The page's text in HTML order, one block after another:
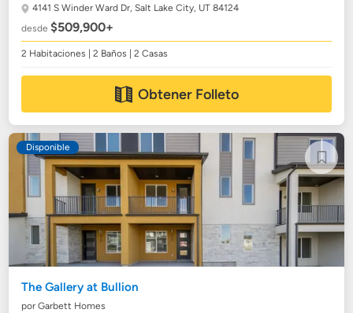
4141 S Winder Ward Dr,Salt Lake City, UT 84124
desde$509,900+
2 Habitaciones | 2 Baños | 2 Casas
Obtener Folleto
Disponible
The Gallery at Bullion
por Garbett Homes